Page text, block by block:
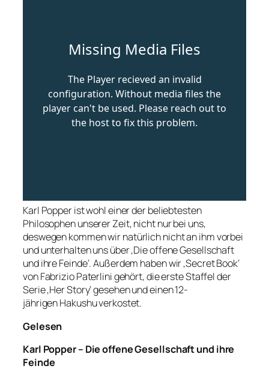
Karl Popper ist wohl einer der beliebtesten
Philosophen unserer Zeit, nicht nur bei uns,
deswegen kommen wir natürlich nicht an ihm vorbei
und unterhalten uns über ‚Die offene Gesellschaft
und ihre Feinde‘. Außerdem haben wir ‚Secret Book‘
von Fabrizio Paterlini gehört, die erste Staffel der
Serie ‚Her Story‘ gesehen und einen 12-
jährigen Hakushu verkostet.
Gelesen
Karl Popper – Die offene Gesellschaft und ihre
Feinde